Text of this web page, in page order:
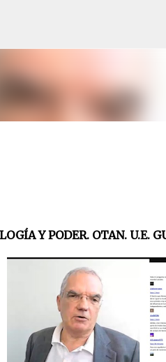
Y PODER. OTAN. U.E.